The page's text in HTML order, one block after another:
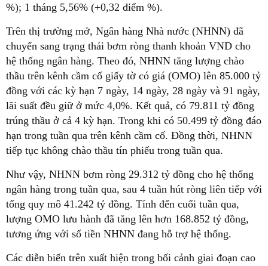
%); 1 tháng 5,56% (+0,32 điểm %).
Trên thị trường mở, Ngân hàng Nhà nước (NHNN) đã
chuyển sang trạng thái bơm ròng thanh khoản VND cho
hệ thống ngân hàng. Theo đó, NHNN tăng lượng chào
thầu trên kênh cầm cố giấy tờ có giá (OMO) lên 85.000 tỷ
đồng với các kỳ hạn 7 ngày, 14 ngày, 28 ngày và 91 ngày,
lãi suất đều giữ ở mức 4,0%. Kết quả, có 79.811 tỷ đồng
trúng thầu ở cả 4 kỳ hạn. Trong khi có 50.499 tỷ đồng đáo
hạn trong tuần qua trên kênh cầm cố. Đồng thời, NHNN
tiếp tục không chào thầu tín phiếu trong tuần qua.
Như vậy, NHNN bơm ròng 29.312 tỷ đồng cho hệ thống
ngân hàng trong tuần qua, sau 4 tuần hút ròng liên tiếp với
tổng quy mô 41.242 tỷ đồng. Tính đến cuối tuần qua,
lượng OMO lưu hành đã tăng lên hơn 168.852 tỷ đồng,
tương ứng với số tiền NHNN đang hỗ trợ hệ thống.
Các diễn biến trên xuất hiện trong bối cảnh giai đoạn cao